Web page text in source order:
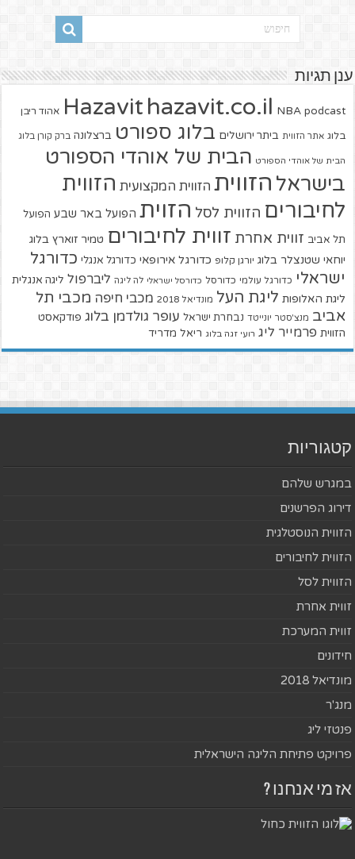
ענן תגיות
Hazavit hazavit.co.il NBA podcast אהוד ריבן
בלוג אתר הזווית ביתר ירושלים בלוג ספורט ברצלונה ברק קורן בלוג
הבית של אוהדי הספורט הבית של אוהדי הספורט
בישראל הזווית הזווית המקצועית הזווית
לחיבורים הזווית לסל הזוית הפועל באר שבע הפועל
תל אביב זווית אחרת זווית לחיבורים טמיר זוארץ בלוג
יוחאי שטנצלר בלוג יורגן קלופ כדורגל אירופאי כדורגל אנגלי כדורגל
ישראלי כדורגל עולמי כדורסל כדורסל ישראלי לה ליגה ליברפול ליגה אנגלית
ליגת האלופות ליגת העל מונדיאל 2018 מכבי חיפה מכבי תל
אביב מנצ'סטר יונייטד נבחרת ישראל עופר גולדמן בלוג פודקאסט
הזווית פרמייר ליג רועי זגה בלוג ריאל מדריד
קטגוריות
במגרש שלהם
דירוג הפרשנים
הזווית הנוסטלגית
הזווית לחיבורים
הזווית לסל
זווית אחרת
זווית המערכת
חידונים
מונדיאל 2018
מנג'ר
פנטזי ליג
פרויקט פתיחת הליגה הישראלית
אז מי אנחנו ?